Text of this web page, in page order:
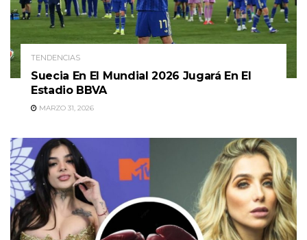
TENDENCIAS
Suecia En El Mundial 2026 Jugará En El
Estadio BBVA
MARZO 31, 2026